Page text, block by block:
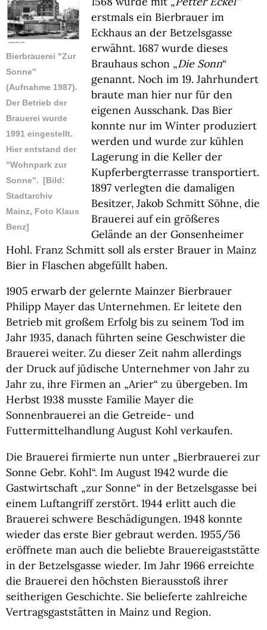
Bierbrauerei "Zur
Sonne"
(Aufnahme 1987).
Der Betrieb der
Brauerei wurde
1991 eingestellt.
Hier entstand der
"Wohnpark zur
Sonne". [Bild:
Stadtarchiv
Mainz, Foto Klaus
Benz]
erstmals ein Bierbrauer im
Eckhaus an der Betzelsgasse
erwähnt. 1687 wurde dieses
Brauhaus schon „Die Sonn“
genannt. Noch im 19. Jahrhundert
braute man hier nur für den
eigenen Ausschank. Das Bier
konnte nur im Winter produziert
werden und wurde zur kühlen
Lagerung in die Keller der
Kupferbergterrasse transportiert.
1897 verlegten die damaligen
Besitzer, Jakob Schmitt Söhne, die
Brauerei auf ein größeres
Gelände an der Gonsenheimer
Hohl. Franz Schmitt soll als erster Brauer in Mainz
Bier in Flaschen abgefüllt haben.
1905 erwarb der gelernte Mainzer Bierbrauer
Philipp Mayer das Unternehmen. Er leitete den
Betrieb mit großem Erfolg bis zu seinem Tod im
Jahr 1935, danach führten seine Geschwister die
Brauerei weiter. Zu dieser Zeit nahm allerdings
der Druck auf jüdische Unternehmer von Jahr zu
Jahr zu, ihre Firmen an „Arier“ zu übergeben. Im
Herbst 1938 musste Familie Mayer die
Sonnenbrauerei an die Getreide- und
Futtermittelhandlung August Kohl verkaufen.
Die Brauerei firmierte nun unter „Bierbrauerei zur
Sonne Gebr. Kohl“. Im August 1942 wurde die
Gastwirtschaft „zur Sonne“ in der Betzelsgasse bei
einem Luftangriff zerstört. 1944 erlitt auch die
Brauerei schwere Beschädigungen. 1948 konnte
wieder das erste Bier gebraut werden. 1955/56
eröffnete man auch die beliebte Brauereigaststätte
in der Betzelsgasse wieder. Im Jahr 1966 erreichte
die Brauerei den höchsten Bierausstoß ihrer
seitherigen Geschichte. Sie belieferte zahlreiche
Vertragsgaststätten in Mainz und Region.